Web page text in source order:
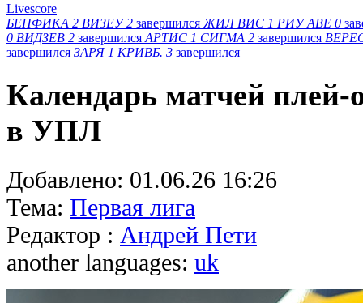
Livescore
БЕНФИКА 2 ВИЗЕУ 2 завершился ЖИЛ ВИС 1 РИУ АВЕ 0
0 ВИДЗЕВ 2 завершился АРТИС 1 СИГМА 2 завершился
завершился ЗАРЯ 1 КРИВБ. 3 завершился
Календарь матчей плей-
в УПЛ
Добавлено: 01.06.26 16:26
Тема: Первая лига
Редактор : Андрей Пети
another languages: uk